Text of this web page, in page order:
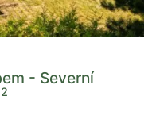
- Severní
2